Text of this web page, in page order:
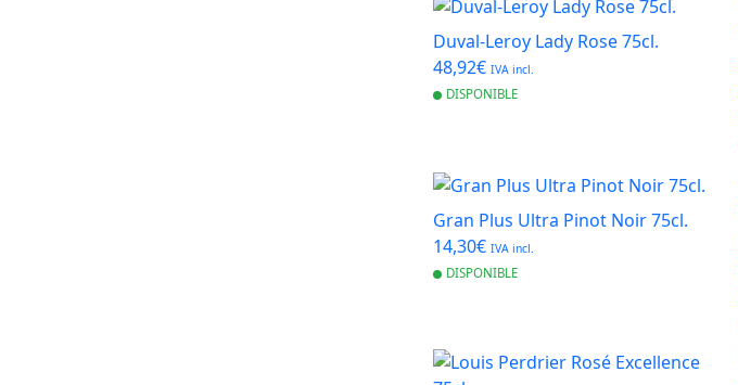
Duval-Leroy Lady Rose 75cl.
48,92€ IVA incl.
DISPONIBLE
Gran Plus Ultra Pinot Noir 75cl.
14,30€ IVA incl.
DISPONIBLE